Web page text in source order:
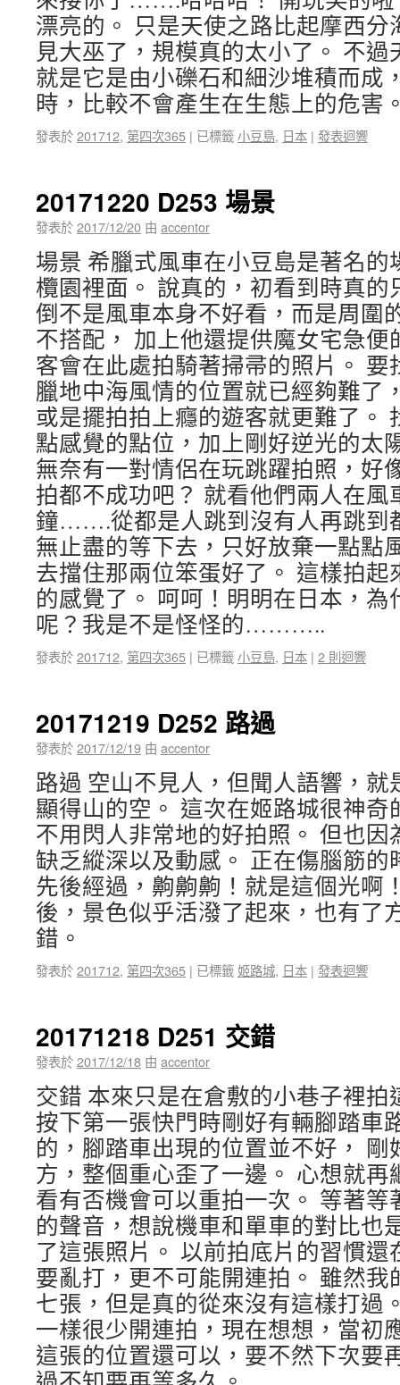
漂亮的。 只是天使之路比起摩西
見大巫了，規模真的太小了。 不
就是它是由小礫石和細沙堆積而成
時，比較不會產生在生態上的危
發表於201712, 第四次365 | 已標籤小豆島, 日本 | 發表迴響
20171220 D253 場景
發表於2017/12/20 由 accentor
場景 希臘式風車在小豆島是著名
欖園裡面。 說真的，初看到時真
倒不是風車本身不好看，而是周圍
不搭配， 加上他還提供魔女宅急
客會在此處拍騎著掃帚的照片。
臘地中海風情的位置就已經夠難了
或是擺拍拍上癮的遊客就更難了。
點感覺的點位，加上剛好逆光的太
無奈有一對情侶在玩跳躍拍照，好
拍都不成功吧？ 就看他們兩人在風
鐘…….從都是人跳到沒有人再跳到
無止盡的等下去，只好放棄一點點
去擋住那兩位笨蛋好了。 這樣拍
的感覺了。 呵呵！明明在日本，
呢？我是不是怪怪的………..
發表於201712, 第四次365 | 已標籤小豆島, 日本 | 2 則迴響
20171219 D252 路過
發表於2017/12/19 由 accentor
路過 空山不見人，但聞人語響，
顯得山的空。 這次在姬路城很神
不用閃人非常地的好拍照。 但也
缺乏縱深以及動感。 正在傷腦筋
先後經過，齁齁齁！就是這個光啊
後，景色似乎活潑了起來，也有了
錯。
發表於201712, 第四次365 | 已標籤姬路城, 日本 | 發表迴響
20171218 D251 交錯
發表於2017/12/18 由 accentor
交錯 本來只是在倉敷的小巷子裡
按下第一張快門時剛好有輛腳踏車
的，腳踏車出現的位置並不好，
方，整個重心歪了一邊。 心想就
看有否機會可以重拍一次。 等著
的聲音，想說機車和單車的對比也
了這張照片。 以前拍底片的習慣
要亂打，更不可能開連拍。 雖然
七張，但是真的從來沒有這樣打過
一樣很少開連拍，現在想想，當初
這張的位置還可以，要不然下次要